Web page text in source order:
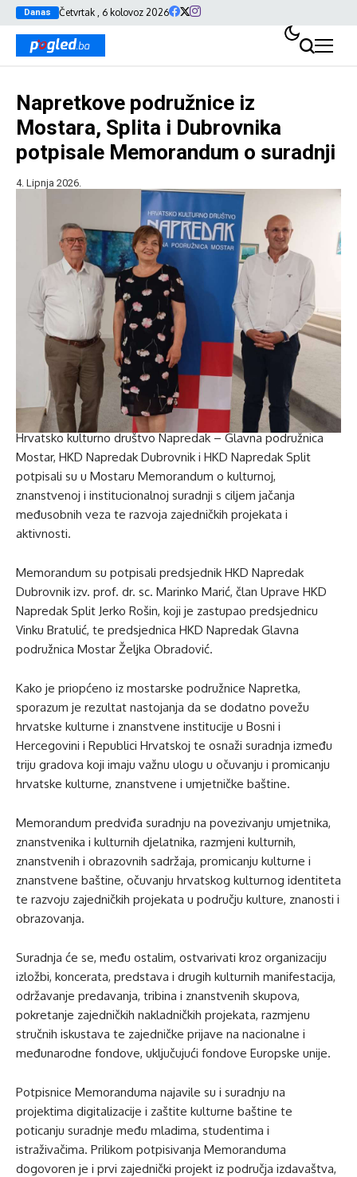
Danas Četvrtak , 6 kolovoz 2026
Napretkove podružnice iz
Mostara, Splita i Dubrovnika
potpisale Memorandum o suradnji
4. Lipnja 2026.
Hrvatsko kulturno društvo Napredak – Glavna podružnica
Mostar, HKD Napredak Dubrovnik i HKD Napredak Split
potpisali su u Mostaru Memorandum o kulturnoj,
znanstvenoj i institucionalnoj suradnji s ciljem jačanja
međusobnih veza te razvoja zajedničkih projekata i
aktivnosti.
Memorandum su potpisali predsjednik HKD Napredak
Dubrovnik izv. prof. dr. sc. Marinko Marić, član Uprave HKD
Napredak Split Jerko Rošin, koji je zastupao predsjednicu
Vinku Bratulić, te predsjednica HKD Napredak Glavna
podružnica Mostar Željka Obradović.
Kako je priopćeno iz mostarske podružnice Napretka,
sporazum je rezultat nastojanja da se dodatno povežu
hrvatske kulturne i znanstvene institucije u Bosni i
Hercegovini i Republici Hrvatskoj te osnaži suradnja između
triju gradova koji imaju važnu ulogu u očuvanju i promicanju
hrvatske kulturne, znanstvene i umjetničke baštine.
Memorandum predviđa suradnju na povezivanju umjetnika,
znanstvenika i kulturnih djelatnika, razmjeni kulturnih,
znanstvenih i obrazovnih sadržaja, promicanju kulturne i
znanstvene baštine, očuvanju hrvatskog kulturnog identiteta
te razvoju zajedničkih projekata u području kulture, znanosti i
obrazovanja.
Suradnja će se, među ostalim, ostvarivati kroz organizaciju
izložbi, koncerata, predstava i drugih kulturnih manifestacija,
održavanje predavanja, tribina i znanstvenih skupova,
pokretanje zajedničkih nakladničkih projekata, razmjenu
stručnih iskustava te zajedničke prijave na nacionalne i
međunarodne fondove, uključujući fondove Europske unije.
Potpisnice Memoranduma najavile su i suradnju na
projektima digitalizacije i zaštite kulturne baštine te
poticanju suradnje među mladima, studentima i
istraživačima. Prilikom potpisivanja Memoranduma
dogovoren je i prvi zajednički projekt iz područja izdavaštva,